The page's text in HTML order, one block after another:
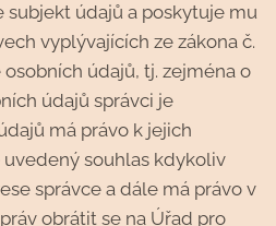
údajů a poskytuje mu
vyplývajících ze zákona č.
údajů, tj. zejména o
údajů správci je
má právo k jejich
souhlas kdykoliv
správce a dále má právo v
obrátit se na Úřad pro